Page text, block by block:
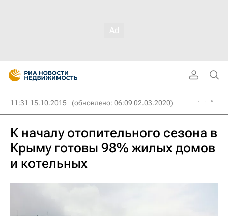
11:31 15.10.2015 (обновлено: 06:09 02.03.2020)
К началу отопительного сезона в
Крыму готовы 98% жилых домов
и котельных